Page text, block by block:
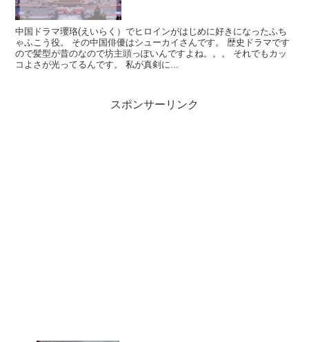
中国ドラマ瓔珞(えいらく）でヒロインがはじめに好きになったふち
ゃふこう役。 その中国俳優はシューカイさんです。 歴史ドラマです
ので髪型が昔のなので坊主頭っぽいんですよね。。。 それでもカッ
コよさが光ってるんです。 私が真剣に...
スポンサーリンク